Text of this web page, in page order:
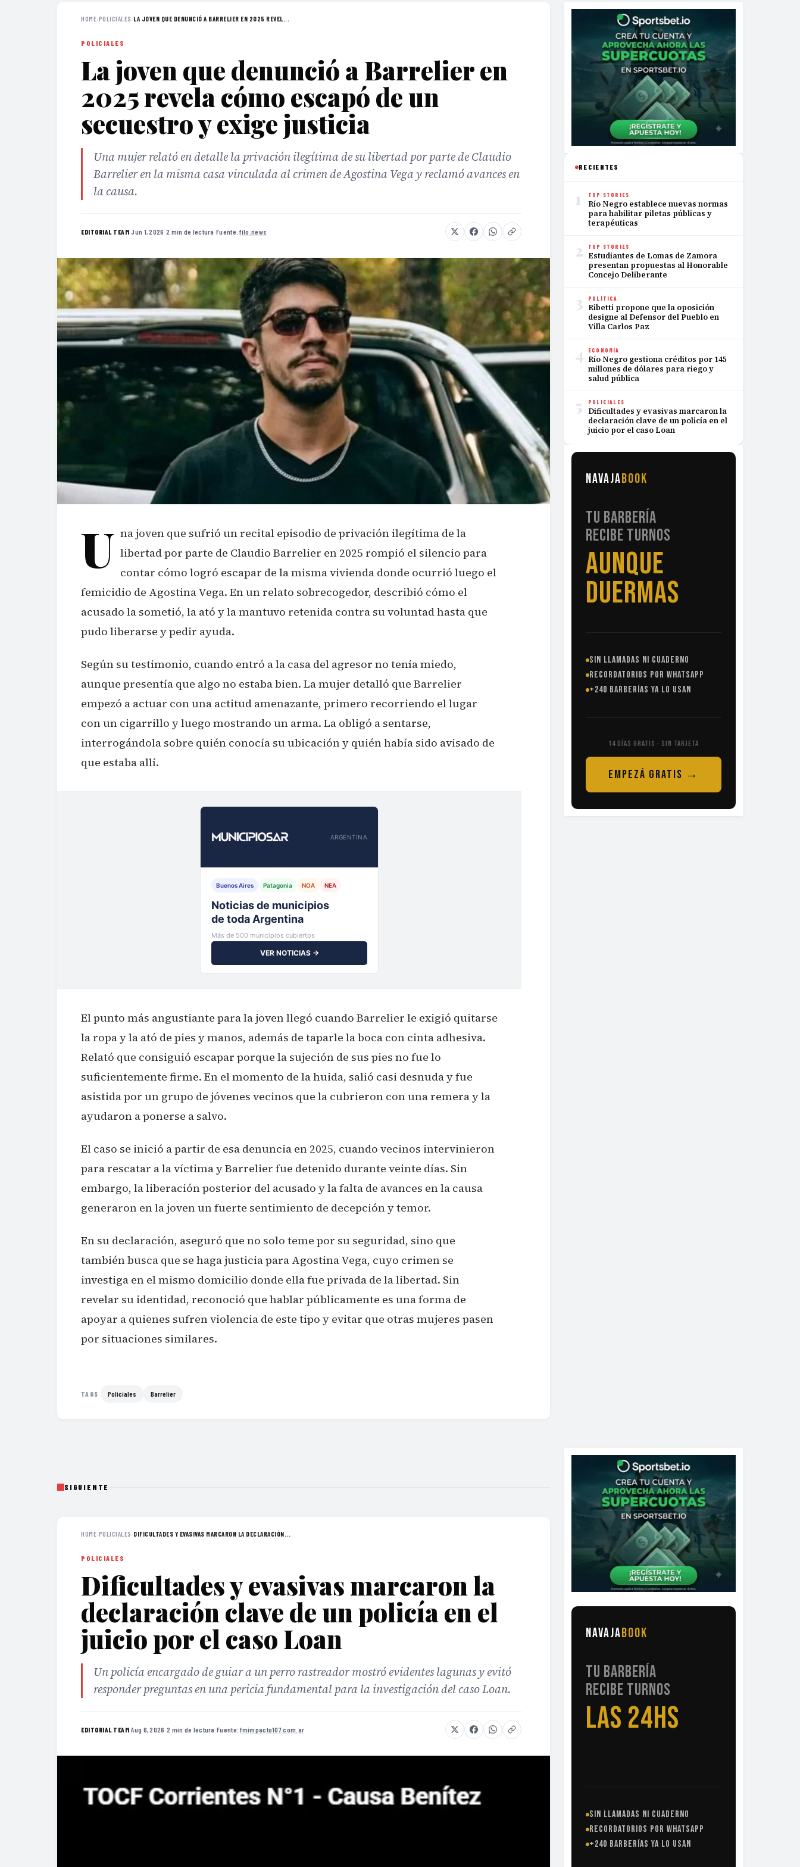
HOME›POLICIALES ›LA JOVEN QUE DENUNCIÓ A BARRELIER EN 2025 REVEL...
POLICIALES
La joven que denunció a Barrelier en
2025 revela cómo escapó de un
secuestro y exige justicia
Una mujer relató en detalle la privación ilegítima de su libertad por parte de Claudio
Barrelier en la misma casa vinculada al crimen de Agostina Vega y reclamó avances en
la causa.
EDITORIAL TEAM·Jun 1, 2026 ·2 min de lectura ·Fuente:filo.news
U na joven que sufrió un recital episodio de privación ilegítima de la
libertad por parte de Claudio Barrelier en 2025 rompió el silencio para
contar cómo logró escapar de la misma vivienda donde ocurrió luego el
femicidio de Agostina Vega. En un relato sobrecogedor, describió cómo el
acusado la sometió, la ató y la mantuvo retenida contra su voluntad hasta que
pudo liberarse y pedir ayuda.
Según su testimonio, cuando entró a la casa del agresor no tenía miedo,
aunque presentía que algo no estaba bien. La mujer detalló que Barrelier
empezó a actuar con una actitud amenazante, primero recorriendo el lugar
con un cigarrillo y luego mostrando un arma. La obligó a sentarse,
interrogándola sobre quién conocía su ubicación y quién había sido avisado de
que estaba allí.
ARGENTINA
Buenos Aires Patagonia NOA NEA
Tu municipio,
al instante
Más de 500 municipios cubiertos
VER NOTICIAS →
El punto más angustiante para la joven llegó cuando Barrelier le exigió quitarse
la ropa y la ató de pies y manos, además de taparle la boca con cinta adhesiva.
Relató que consiguió escapar porque la sujeción de sus pies no fue lo
suficientemente firme. En el momento de la huida, salió casi desnuda y fue
asistida por un grupo de jóvenes vecinos que la cubrieron con una remera y la
ayudaron a ponerse a salvo.
El caso se inició a partir de esa denuncia en 2025, cuando vecinos intervinieron
para rescatar a la víctima y Barrelier fue detenido durante veinte días. Sin
embargo, la liberación posterior del acusado y la falta de avances en la causa
generaron en la joven un fuerte sentimiento de decepción y temor.
En su declaración, aseguró que no solo teme por su seguridad, sino que
también busca que se haga justicia para Agostina Vega, cuyo crimen se
investiga en el mismo domicilio donde ella fue privada de la libertad. Sin
revelar su identidad, reconoció que hablar públicamente es una forma de
apoyar a quienes sufren violencia de este tipo y evitar que otras mujeres pasen
por situaciones similares.
TAGS Policiales Barrelier
RECIENTES
1 TOP STORIES
Río Negro establece nuevas normas
para habilitar piletas públicas y
terapéuticas
2 TOP STORIES
Estudiantes de Lomas de Zamora
presentan propuestas al Honorable
Concejo Deliberante
3 POLÍTICA
Ribetti propone que la oposición
designe al Defensor del Pueblo en
Villa Carlos Paz
4 ECONOMÍA
Río Negro gestiona créditos por 145
millones de dólares para riego y
salud pública
5 POLICIALES
Dificultades y evasivas marcaron la
declaración clave de un policía en el
juicio por el caso Loan
NAVAJABOOK
TU BARBERÍA
RECIBE TURNOS
SIN
LLAMADAS
SIN LLAMADAS NI CUADERNO
RECORDATORIOS POR WHATSAPP
+240 BARBERÍAS YA LO USAN
14 DÍAS GRATIS · SIN TARJETA
EMPEZÁ GRATIS →
SIGUIENTE
HOME›POLICIALES ›DIFICULTADES Y EVASIVAS MARCARON LA DECLARACIÓN...
POLICIALES
Dificultades y evasivas marcaron la
declaración clave de un policía en el
juicio por el caso Loan
Un policía encargado de guiar a un perro rastreador mostró evidentes lagunas y evitó
responder preguntas en una pericia fundamental para la investigación del caso Loan.
EDITORIAL TEAM·Aug 6, 2026 ·2 min de lectura ·Fuente:fmimpacto107.com.ar
NAVAJABOOK
TU BARBERÍA
RECIBE TURNOS
LAS 24HS
SIN LLAMADAS NI CUADERNO
RECORDATORIOS POR WHATSAPP
+240 BARBERÍAS YA LO USAN